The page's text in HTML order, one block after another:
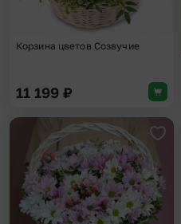
Корзина цветов Созвучие
11 199 ₽